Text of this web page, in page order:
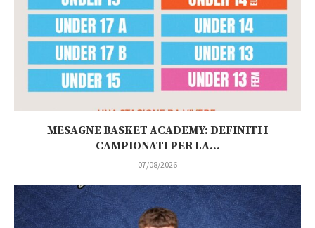
MESAGNE BASKET ACADEMY: DEFINITI I
CAMPIONATI PER LA...
07/08/2026